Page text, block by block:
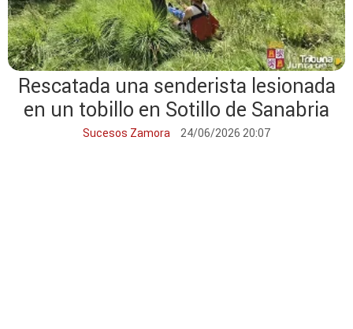
Rescatada una senderista lesionada
en un tobillo en Sotillo de Sanabria
Sucesos Zamora 24/06/2026 20:07